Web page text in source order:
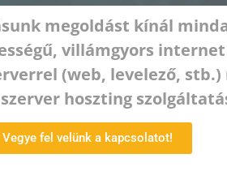
megoldást kínál
villámgyors
(web, levelező,
hoszting
Vegye fel velünk a kapcsolatot!